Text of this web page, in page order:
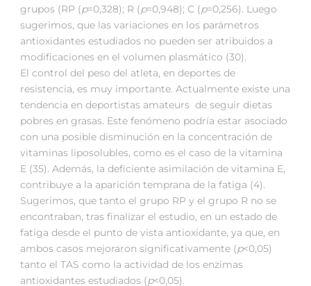
grupos (RP (p=0,328); R (p=0,948); C (p=0,256). Luego
sugerimos, que las variaciones en los parámetros
antioxidantes estudiados no pueden ser atribuidos a
modificaciones en el volumen plasmático (30).
El control del peso del atleta, en deportes de
resistencia, es muy importante. Actualmente existe una
tendencia en deportistas amateurs de seguir dietas
pobres en grasas. Este fenómeno podría estar asociado
con una posible disminución en la concentración de
vitaminas liposolubles, como es el caso de la vitamina
E (35). Además, la deficiente asimilación de vitamina E,
contribuye a la aparición temprana de la fatiga (4).
Sugerimos, que tanto el grupo RP y el grupo R no se
encontraban, tras finalizar el estudio, en un estado de
fatiga desde el punto de vista antioxidante, ya que, en
ambos casos mejoraron significativamente (p<0,05)
tanto el TAS como la actividad de los enzimas
antioxidantes estudiados (p<0,05).